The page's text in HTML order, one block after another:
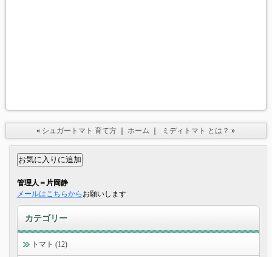
« シュガートマト 育て方 ｜ ホーム ｜ ミディトマト とは？ »
管理人＝片岡静
メールはこちらから お願いします
カテゴリー
トマト (12)